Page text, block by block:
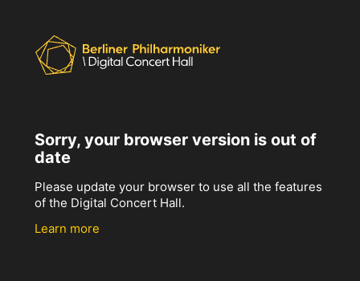
Sorry, your browser version is out of
date
Please update your browser to use all the features
of the Digital Concert Hall.
Learn more